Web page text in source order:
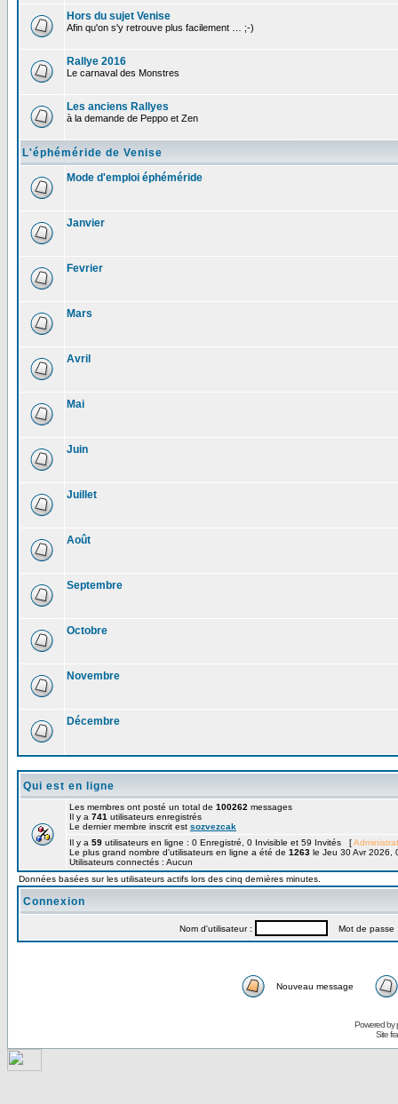
Hors du sujet Venise
Afin qu'on s'y retrouve plus facilement … ;-)
Rallye 2016
Le carnaval des Monstres
Les anciens Rallyes
à la demande de Peppo et Zen
L'éphéméride de Venise
Mode d'emploi éphéméride
Janvier
Fevrier
Mars
Avril
Mai
Juin
Juillet
Août
Septembre
Octobre
Novembre
Décembre
Qui est en ligne
Les membres ont posté un total de 100262 messages
Il y a 741 utilisateurs enregistrés
Le dernier membre inscrit est sozvezcak
Il y a 59 utilisateurs en ligne : 0 Enregistré, 0 Invisible et 59 Invités [
Le plus grand nombre d'utilisateurs en ligne a été de 1263 le Jeu 30 Avr 2026,
Utilisateurs connectés : Aucun
Données basées sur les utilisateurs actifs lors des cinq dernières minutes.
Connexion
Nom d'utilisateur : Mot de passe
Nouveau message
Powered by
Site